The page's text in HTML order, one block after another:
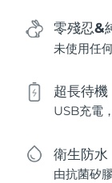
零殘忍&
未使用任
超長待機
USB充電
衛生防水
由抗菌矽